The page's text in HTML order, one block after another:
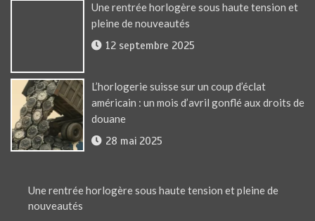
Une rentrée horlogère sous haute tension et
pleine de nouveautés
12 septembre 2025
L’horlogerie suisse sur un coup d’éclat
américain : un mois d’avril gonflé aux droits de
douane
28 mai 2025
Une rentrée horlogère sous haute tension et pleine de
nouveautés